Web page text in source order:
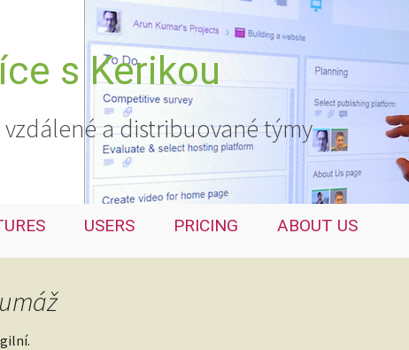
s Kerikou
a distribuované týmy
USERS PRICING ABOUT US